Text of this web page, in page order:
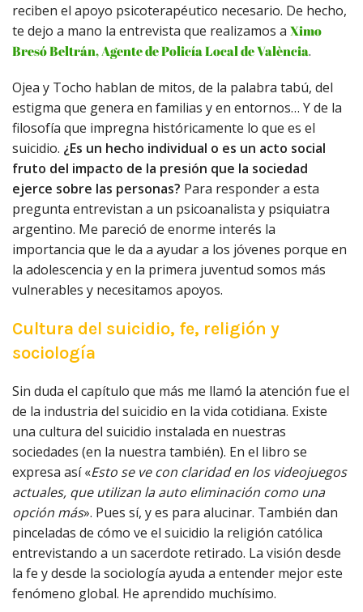
reciben el apoyo psicoterapéutico necesario. De hecho,
te dejo a mano la entrevista que realizamos a Ximo
Bresó Beltrán, Agente de Policía Local de València.
Ojea y Tocho hablan de mitos, de la palabra tabú, del
estigma que genera en familias y en entornos… Y de la
filosofía que impregna históricamente lo que es el
suicidio. ¿Es un hecho individual o es un acto social
fruto del impacto de la presión que la sociedad
ejerce sobre las personas? Para responder a esta
pregunta entrevistan a un psicoanalista y psiquiatra
argentino. Me pareció de enorme interés la
importancia que le da a ayudar a los jóvenes porque en
la adolescencia y en la primera juventud somos más
vulnerables y necesitamos apoyos.
Cultura del suicidio, fe, religión y
sociología
Sin duda el capítulo que más me llamó la atención fue el
de la industria del suicidio en la vida cotidiana. Existe
una cultura del suicidio instalada en nuestras
sociedades (en la nuestra también). En el libro se
expresa así «Esto se ve con claridad en los videojuegos
actuales, que utilizan la auto eliminación como una
opción más». Pues sí, y es para alucinar. También dan
pinceladas de cómo ve el suicidio la religión católica
entrevistando a un sacerdote retirado. La visión desde
la fe y desde la sociología ayuda a entender mejor este
fenómeno global. He aprendido muchísimo.